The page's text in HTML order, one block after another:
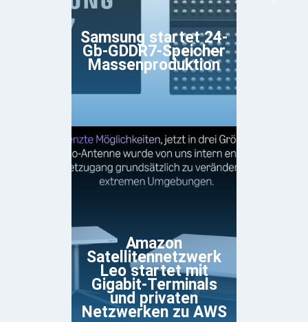
Samsung startet 24-
Gb-GDDR7-Speicher
Massenproduktion
Amazon
Satellitennetzwerk
Leo startet mit
Gigabit-Terminals
und privaten
Netzwerken zu AWS